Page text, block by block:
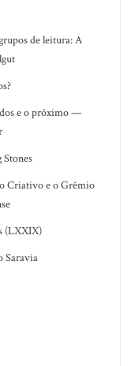
de leitura: A
e o próximo —
Criativo e o Grêmio
(LXXIX)
Saravia